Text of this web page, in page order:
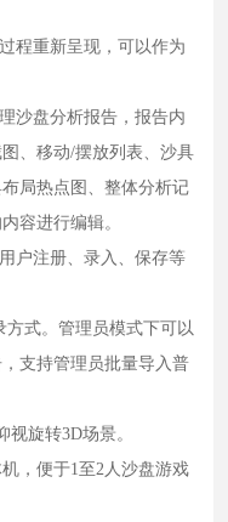
程重新呈现，可以作为
沙盘分析报告，报告内
、移动/摆放列表、沙具
局热点图、整体分析记
容进行编辑。
户注册、录入、保存等
方式。管理员模式下可以
支持管理员批量导入普
旋转3D场景。
，便于1至2人沙盘游戏